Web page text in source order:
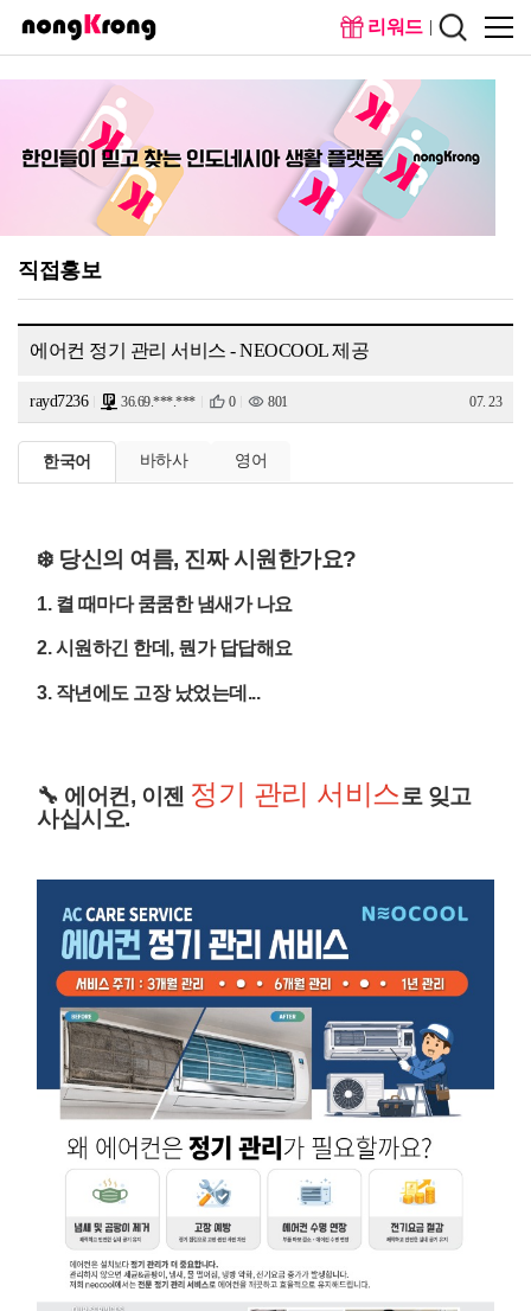
리워드
직접홍보
에어컨 정기 관리 서비스 - NEOCOOL 제공
rayd7236 36.69.***.*** 0 801 07. 23
한국어 바하사 영어
❄️ 당신의 여름, 진짜 시원한가요?
1. 켤 때마다 쿰쿰한 냄새가 나요
2. 시원하긴 한데, 뭔가 답답해요
3. 작년에도 고장 났었는데...
🔧 에어컨, 이젠 정기 관리 서비스로 잊고
사십시오.
메인화
면